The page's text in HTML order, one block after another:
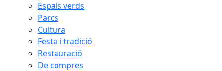
Espais verds
Parcs
Cultura
Festa i tradició
Restauració
De compres